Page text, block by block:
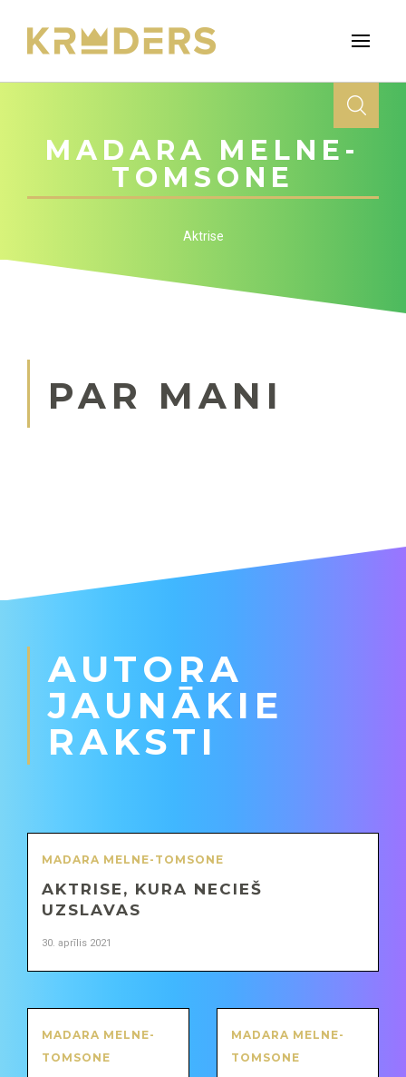
MADARA MELNE-
TOMSONE
Aktrise
PAR MANI
AUTORA
JAUNĀKIE
RAKSTI
MADARA MELNE-TOMSONE
AKTRISE, KURA NECIEŠ
UZSLAVAS
30. aprīlis 2021
MADARA MELNE-
TOMSONE
MADARA MELNE-
TOMSONE